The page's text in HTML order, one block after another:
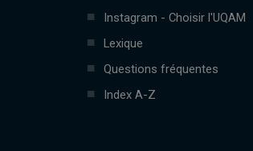
Instagram - Choisir l'UQAM
Lexique
Questions fréquentes
Index A-Z